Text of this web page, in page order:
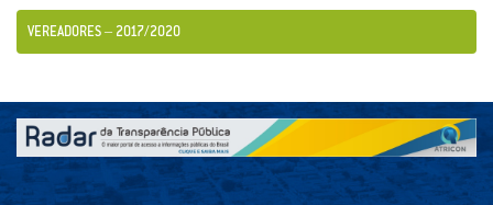
VEREADORES – 2017/2020